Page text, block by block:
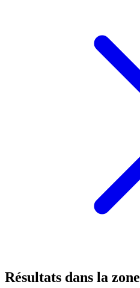
Résultats dans la